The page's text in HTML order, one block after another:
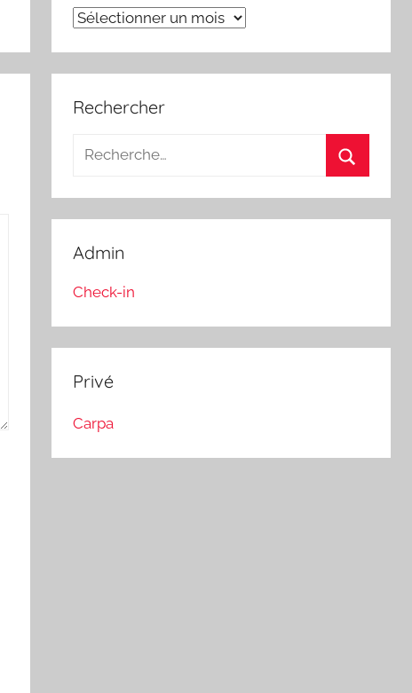
Archives
Rechercher
Recherche
:
Admin
Check-in
Privé
Carpa